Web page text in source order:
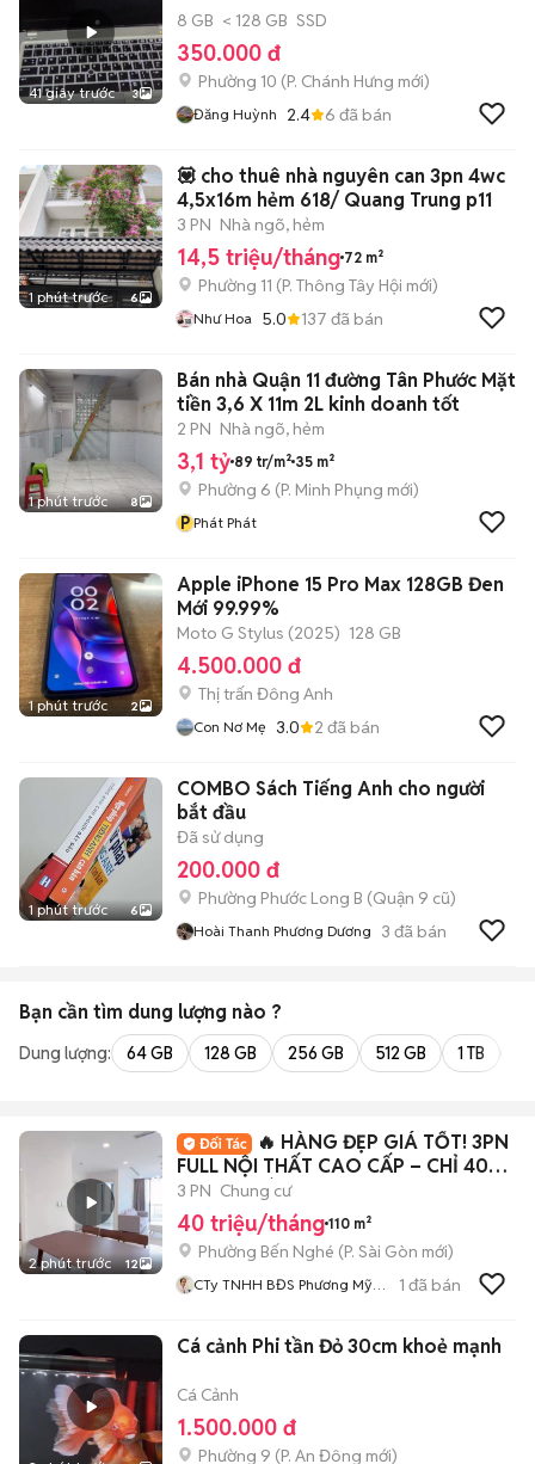
41 giây trước 3
8 GB < 128 GB SSD
350.000 đ
Phường 10 (P. Chánh Hưng mới)
Đăng Huỳnh 2.4 6 đã bán
1 phút trước 6
💟 cho thuê nhà nguyên can 3pn 4wc
4,5x16m hẻm 618/ Quang Trung p11
3 PN Nhà ngõ, hẻm
14,5 triệu/tháng 72 m²
Phường 11 (P. Thông Tây Hội mới)
Như Hoa 5.0 137 đã bán
1 phút trước 8
Bán nhà Quận 11 đường Tân Phước Mặt
tiền 3,6 X 11m 2L kinh doanh tốt
2 PN Nhà ngõ, hẻm
3,1 tỷ 89 tr/m² 35 m²
Phường 6 (P. Minh Phụng mới)
P Phát Phát
1 phút trước 2
Apple iPhone 15 Pro Max 128GB Đen
Mới 99.99%
Moto G Stylus (2025) 128 GB
4.500.000 đ
Thị trấn Đông Anh
Con Nơ Mẹ 3.0 2 đã bán
1 phút trước 6
COMBO Sách Tiếng Anh cho người
bắt đầu
Đã sử dụng
200.000 đ
Phường Phước Long B (Quận 9 cũ)
Hoài Thanh Phương Dương 3 đã bán
Bạn cần tìm dung lượng nào ?
Dung lượng: 64 GB 128 GB 256 GB 512 GB 1 TB
2 phút trước 12
🔥 HÀNG ĐẸP GIÁ TỐT! 3PN
FULL NỘI THẤT CAO CẤP – CHỈ 40
TRIỆU/THÁNG (BA
3 PN Chung cư
40 triệu/tháng 110 m²
Phường Bến Nghé (P. Sài Gòn mới)
CTy TNHH BĐS Phương Mỹ
1 đã bán
Cá cảnh Phi tần Đỏ 30cm khoẻ mạnh
Cá Cảnh
1.500.000 đ
Phường 9 (P. An Đông mới)